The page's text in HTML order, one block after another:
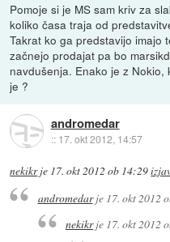
Pomoje si je MS sam kriv za
koliko časa traja od
Takrat ko ga predstavijo imajo
začnejo prodajat pa bo
navdušenja. Enako je z
je ?
andromedar
:: 17. okt 2012, 14:57
nekikrje 17. okt 2012 ob 14:29
andromedarje 17. okt 2012
nekikrje 17. okt 2012